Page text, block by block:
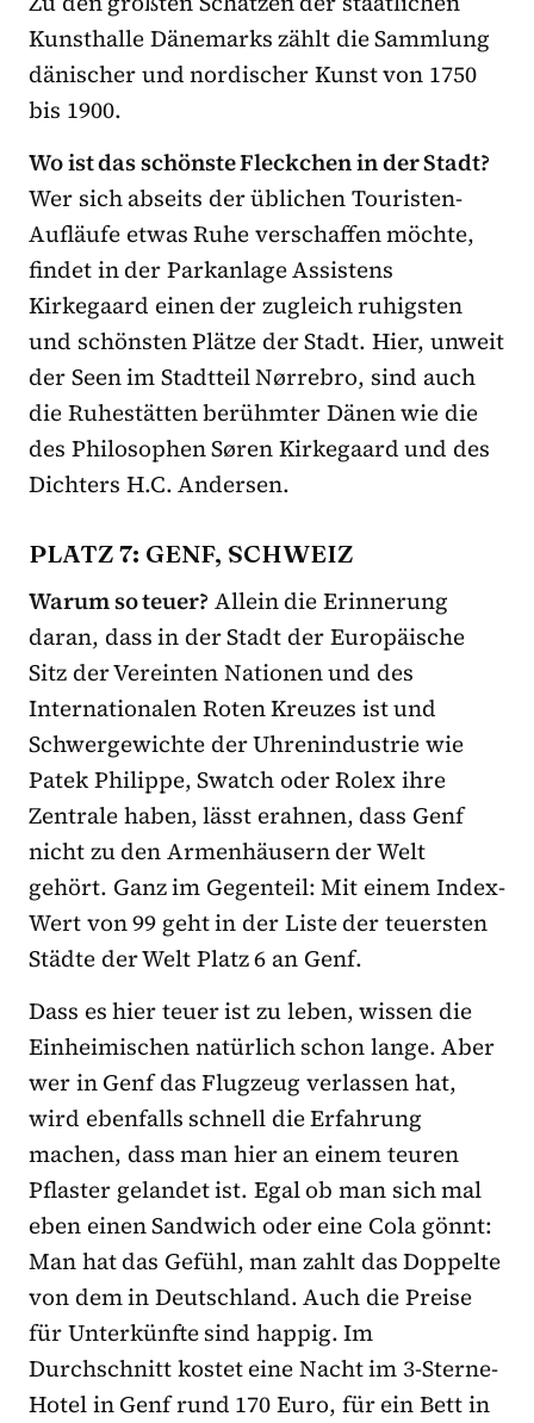
Kunsthalle Dänemarks zählt die Sammlung
dänischer und nordischer Kunst von 1750
bis 1900.
Wo ist das schönste Fleckchen in der Stadt?
Wer sich abseits der üblichen Touristen-
Aufläufe etwas Ruhe verschaffen möchte,
findet in der Parkanlage Assistens
Kirkegaard einen der zugleich ruhigsten
und schönsten Plätze der Stadt. Hier, unweit
der Seen im Stadtteil Nørrebro, sind auch
die Ruhestätten berühmter Dänen wie die
des Philosophen Søren Kirkegaard und des
Dichters H.C. Andersen.
PLATZ 7: GENF, SCHWEIZ
Warum so teuer? Allein die Erinnerung
daran, dass in der Stadt der Europäische
Sitz der Vereinten Nationen und des
Internationalen Roten Kreuzes ist und
Schwergewichte der Uhrenindustrie wie
Patek Philippe, Swatch oder Rolex ihre
Zentrale haben, lässt erahnen, dass Genf
nicht zu den Armenhäusern der Welt
gehört. Ganz im Gegenteil: Mit einem Index-
Wert von 99 geht in der Liste der teuersten
Städte der Welt Platz 6 an Genf.
Dass es hier teuer ist zu leben, wissen die
Einheimischen natürlich schon lange. Aber
wer in Genf das Flugzeug verlassen hat,
wird ebenfalls schnell die Erfahrung
machen, dass man hier an einem teuren
Pflaster gelandet ist. Egal ob man sich mal
eben einen Sandwich oder eine Cola gönnt:
Man hat das Gefühl, man zahlt das Doppelte
von dem in Deutschland. Auch die Preise
für Unterkünfte sind happig. Im
Durchschnitt kostet eine Nacht im 3-Sterne-
Hotel in Genf rund 170 Euro, für ein Bett in